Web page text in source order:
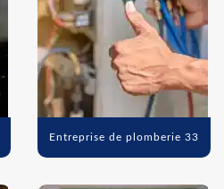
Entreprise de plomberie 33